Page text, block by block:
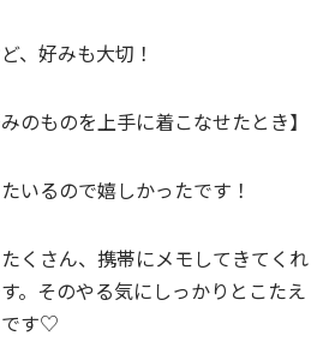
、好みも大切！
のものを上手に着こなせたとき】
いるので嬉しかったです！
くさん、携帯にメモしてきてくれ
。そのやる気にしっかりとこたえ
です♡